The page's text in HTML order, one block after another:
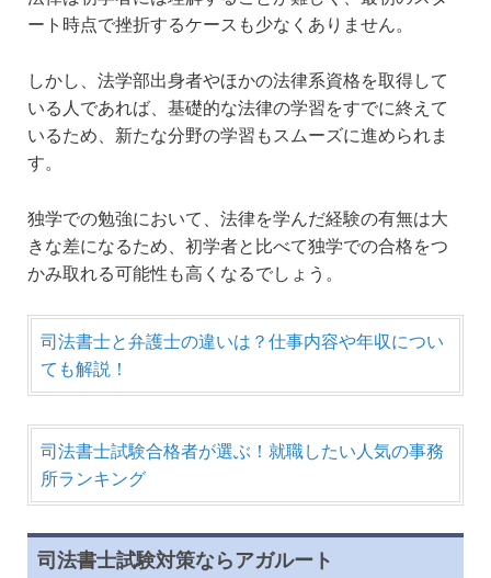
ート時点で挫折するケースも少なくありません。
しかし、法学部出身者やほかの法律系資格を取得して
いる人であれば、基礎的な法律の学習をすでに終えて
いるため、新たな分野の学習もスムーズに進められま
す。
独学での勉強において、法律を学んだ経験の有無は大
きな差になるため、初学者と比べて独学での合格をつ
かみ取れる可能性も高くなるでしょう。
司法書士と弁護士の違いは？仕事内容や年収につい
ても解説！
司法書士試験合格者が選ぶ！就職したい人気の事務
所ランキング
司法書士試験対策ならアガルート